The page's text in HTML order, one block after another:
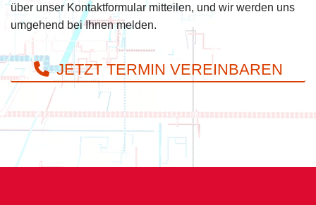
über unser Kontaktformular mitteilen, und wir werden uns
umgehend bei Ihnen melden.
JETZT TERMIN VEREINBAREN